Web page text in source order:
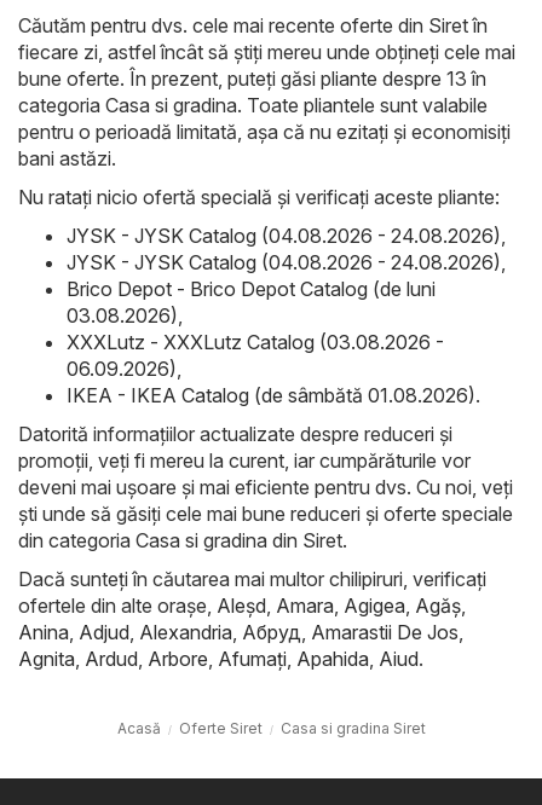
Căutăm pentru dvs. cele mai recente oferte din Siret în
fiecare zi, astfel încât să știți mereu unde obțineți cele mai
bune oferte. În prezent, puteți găsi pliante despre 13 în
categoria Casa si gradina. Toate pliantele sunt valabile
pentru o perioadă limitată, așa că nu ezitați și economisiți
bani astăzi.
Nu ratați nicio ofertă specială și verificați aceste pliante:
JYSK - JYSK Catalog (04.08.2026 - 24.08.2026)
JYSK - JYSK Catalog (04.08.2026 - 24.08.2026)
Brico Depot - Brico Depot Catalog (de luni
03.08.2026)
XXXLutz - XXXLutz Catalog (03.08.2026 -
06.09.2026)
IKEA - IKEA Catalog (de sâmbătă 01.08.2026).
Datorită informațiilor actualizate despre reduceri și
promoții, veți fi mereu la curent, iar cumpărăturile vor
deveni mai ușoare și mai eficiente pentru dvs. Cu noi, veți
ști unde să găsiți cele mai bune reduceri și oferte speciale
din categoria Casa si gradina din Siret.
Dacă sunteți în căutarea mai multor chilipiruri, verificați
ofertele din alte orașe, Aleşd Amara Agigea Agăş
Anina Adjud Alexandria Абруд Amarastii De Jos
Agnita Ardud Arbore Afumaţi Apahida Aiud.
Acasă Oferte Siret Casa si gradina Siret